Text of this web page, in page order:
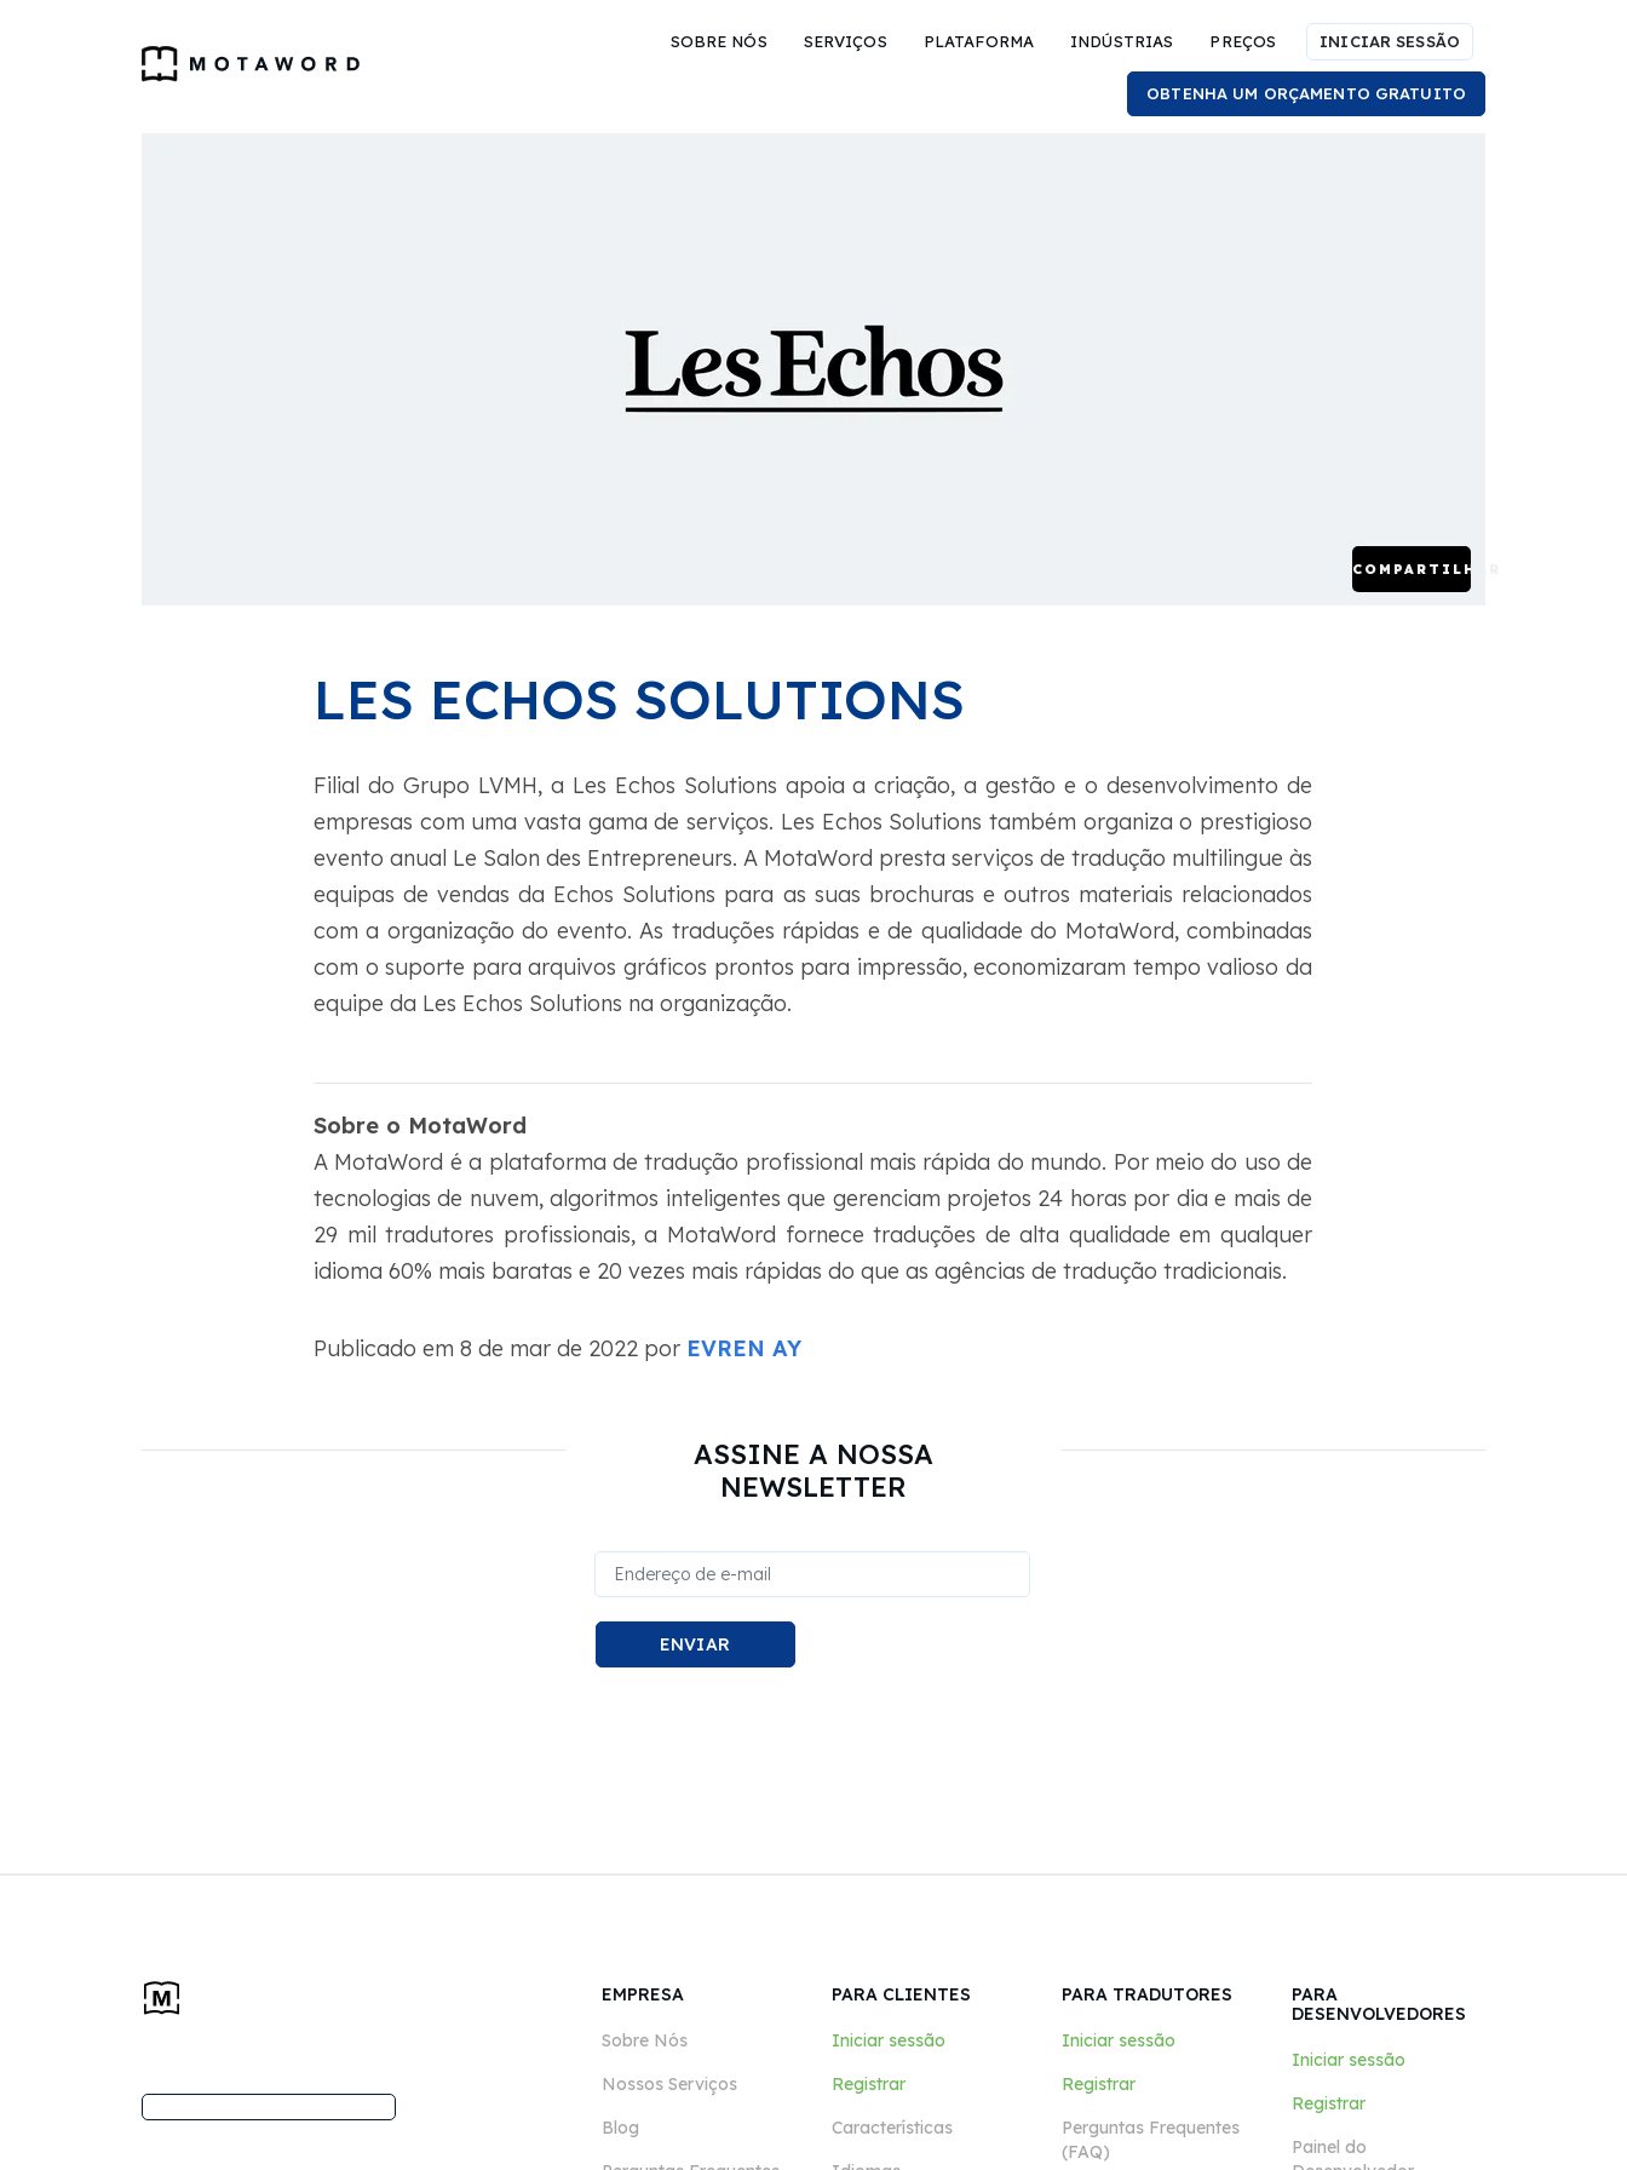
SOBRE NÓS SERVIÇOS PLATAFORMA INDÚSTRIAS PREÇOS INICIAR SESSÃO
OBTENHA UM ORÇAMENTO GRATUITO
COMPARTILHAR
LES ECHOS SOLUTIONS
Filial do Grupo LVMH, a Les Echos Solutions apoia a criação, a gestão e o desenvolvimento de
empresas com uma vasta gama de serviços. Les Echos Solutions também organiza o prestigioso
evento anual Le Salon des Entrepreneurs. A MotaWord presta serviços de tradução multilingue às
equipas de vendas da Echos Solutions para as suas brochuras e outros materiais relacionados
com a organização do evento. As traduções rápidas e de qualidade do MotaWord, combinadas
com o suporte para arquivos gráficos prontos para impressão, economizaram tempo valioso da
equipe da Les Echos Solutions na organização.
Sobre o MotaWord
A MotaWord é a plataforma de tradução profissional mais rápida do mundo. Por meio do uso de
tecnologias de nuvem, algoritmos inteligentes que gerenciam projetos 24 horas por dia e mais de
29 mil tradutores profissionais, a MotaWord fornece traduções de alta qualidade em qualquer
idioma 60% mais baratas e 20 vezes mais rápidas do que as agências de tradução tradicionais.
Publicado em 8 de mar de 2022 por EVREN AY
ASSINE A NOSSA
NEWSLETTER
ENVIAR
EMPRESA
Sobre Nós
Nossos Serviços
Blog
PARA CLIENTES
Iniciar sessão
Registrar
Características
PARA TRADUTORES
Iniciar sessão
Registrar
Perguntas Frequentes
(FAQ)
PARA
DESENVOLVEDORES
Iniciar sessão
Registrar
Painel do